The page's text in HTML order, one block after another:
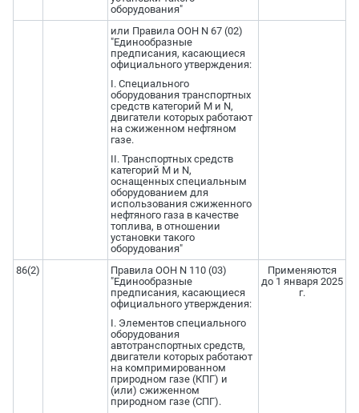
оборудования"
или Правила ООН N 67 (02)
"Единообразные
предписания, касающиеся
официального утверждения:
I. Специального
оборудования транспортных
средств категорий M и N,
двигатели которых работают
на сжиженном нефтяном
газе.
II. Транспортных средств
категорий M и N,
оснащенных специальным
оборудованием для
использования сжиженного
нефтяного газа в качестве
топлива, в отношении
установки такого
оборудования"
86(2)
Правила ООН N 110 (03)
"Единообразные
предписания, касающиеся
официального утверждения:
I. Элементов специального
оборудования
автотранспортных средств,
двигатели которых работают
на компримированном
природном газе (КПГ) и
(или) сжиженном
природном газе (СПГ).
Применяются
до 1 января 2025
г.